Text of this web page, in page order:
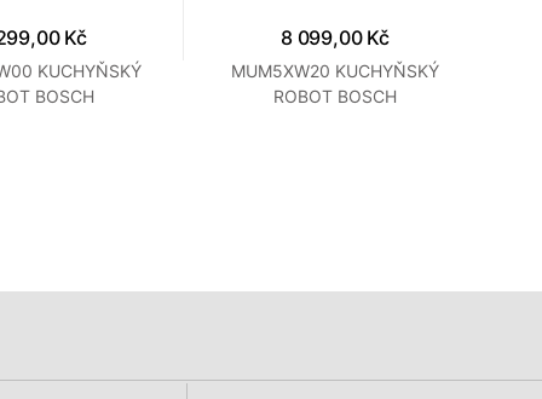
Kč
KUCHYŇSKÝ
BOSCH
8 099,00 Kč
MUM5XW20 KUCHYŇSKÝ
ROBOT BOSCH